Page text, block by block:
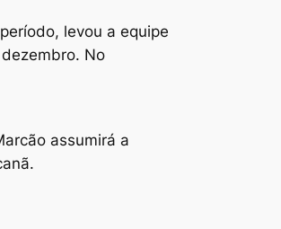
levou a equipe
No
assumirá a